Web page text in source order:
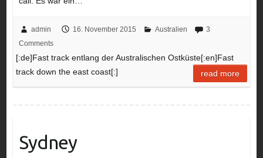
admin 16. November 2015 Australien
3
Comments
[:de]Fast track entlang der Australischen Ostküste[:en]Fast
track down the east coast[:]
read more
Sydney